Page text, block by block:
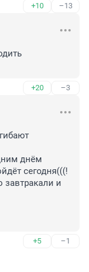
+10 –13
+20 –3
днём
сегодня(((!
и
+5 –1